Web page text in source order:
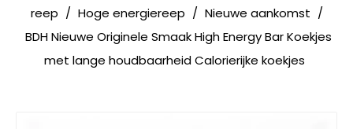
reep / Hoge energiereep / Nieuwe aankomst /
BDH Nieuwe Originele Smaak High Energy Bar Koekjes
met lange houdbaarheid Calorierijke koekjes